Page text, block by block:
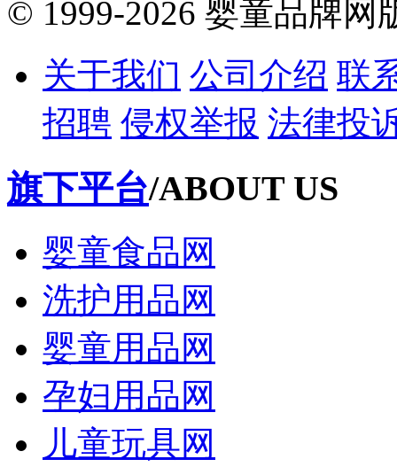
© 1999-2026 婴童品牌网
关于我们 公司介绍 联
招聘 侵权举报 法律投
旗下平台/ABOUT US
婴童食品网
洗护用品网
婴童用品网
孕妇用品网
儿童玩具网